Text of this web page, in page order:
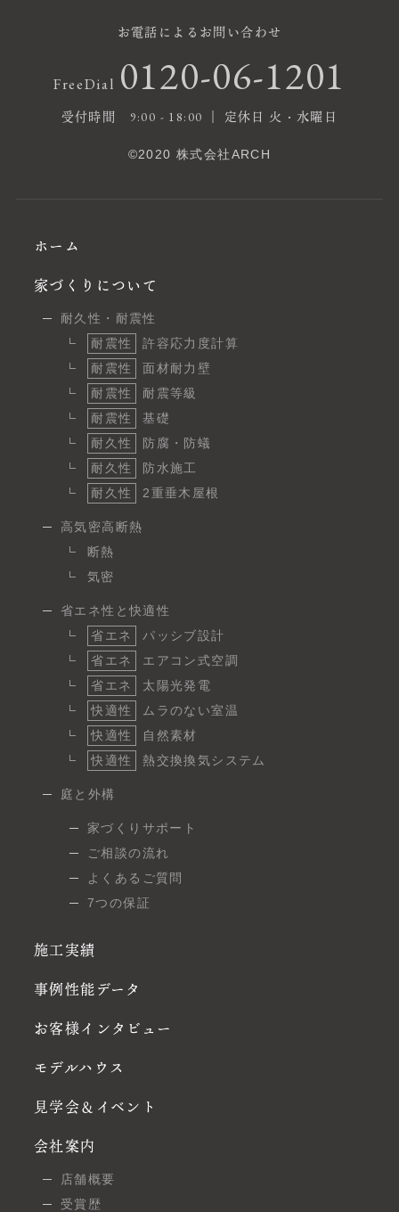
お電話によるお問い合わせ
FreeDial 0120-06-1201
受付時間 9:00 - 18:00 ｜ 定休日 火・水曜日
©2020 株式会社ARCH
ホーム
家づくりについて
耐久性・耐震性
耐震性
許容応力度計算
耐震性
面材耐力壁
耐震性
耐震等級
耐震性
基礎
耐久性
防腐・防蟻
耐久性
防水施工
耐久性
2重垂木屋根
高気密高断熱
断熱
気密
省エネ性と快適性
省エネ
パッシブ設計
省エネ
エアコン式空調
省エネ
太陽光発電
快適性
ムラのない室温
快適性
自然素材
快適性
熱交換換気システム
庭と外構
家づくりサポート
ご相談の流れ
よくあるご質問
7つの保証
施工実績
事例性能データ
お客様インタビュー
モデルハウス
見学会＆イベント
会社案内
店舗概要
受賞歴